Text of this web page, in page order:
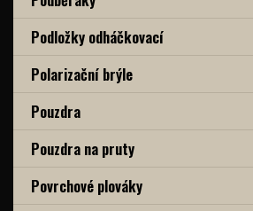
Podložky odháčkovací
Polarizační brýle
Pouzdra
Pouzdra na pruty
Povrchové plováky